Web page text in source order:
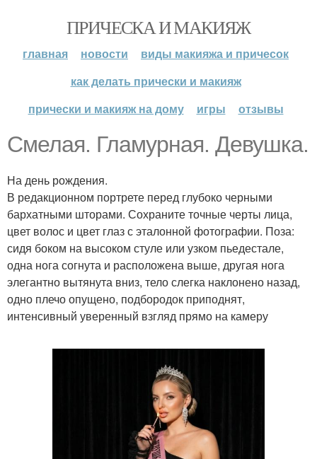
ПРИЧЕСКА И МАКИЯЖ
главная новости
виды макияжа и причесок
как делать прически и макияж
прически и макияж на дому
игры отзывы
Смелая. Гламурная. Девушка.
На день рождения.
В редакционном портрете перед глубоко черными
бархатными шторами. Сохраните точные черты лица,
цвет волос и цвет глаз с эталонной фотографии. Поза:
сидя боком на высоком стуле или узком пьедестале,
одна нога согнута и расположена выше, другая нога
элегантно вытянута вниз, тело слегка наклонено назад,
одно плечо опущено, подбородок приподнят,
интенсивный уверенный взгляд прямо на камеру